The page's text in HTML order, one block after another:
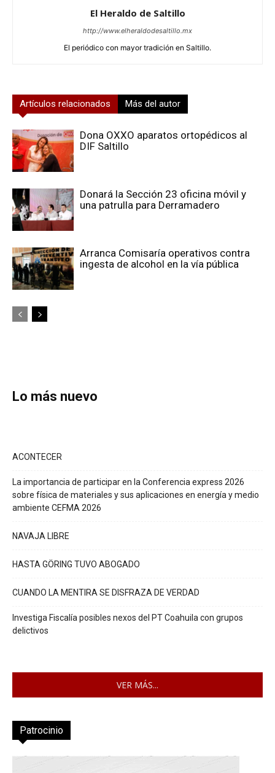
El Heraldo de Saltillo
http://www.elheraldodesaltillo.mx
El periódico con mayor tradición en Saltillo.
Artículos relacionados Más del autor
Dona OXXO aparatos ortopédicos al
DIF Saltillo
Donará la Sección 23 oficina móvil y
una patrulla para Derramadero
Arranca Comisaría operativos contra
ingesta de alcohol en la vía pública
Lo más nuevo
ACONTECER
La importancia de participar en la Conferencia express 2026
sobre física de materiales y sus aplicaciones en energía y medio
ambiente CEFMA 2026
NAVAJA LIBRE
HASTA GÖRING TUVO ABOGADO
CUANDO LA MENTIRA SE DISFRAZA DE VERDAD
Investiga Fiscalía posibles nexos del PT Coahuila con grupos
delictivos
VER MÁS...
Patrocinio